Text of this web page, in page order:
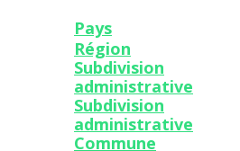
Pays
Région
Subdivision
administrative
Subdivision
administrative
Commune